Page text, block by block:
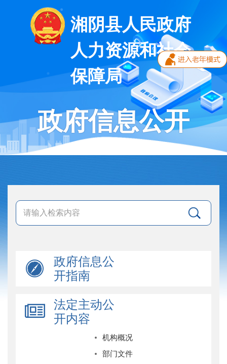
湘阴县人民政府
人力资源和社会
保障局
政府信息公开
政府信息公
开指南
法定主动公
开内容
机构概况
部门文件